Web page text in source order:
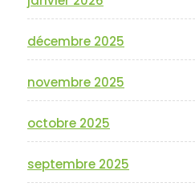
décembre 2025
novembre 2025
octobre 2025
septembre 2025